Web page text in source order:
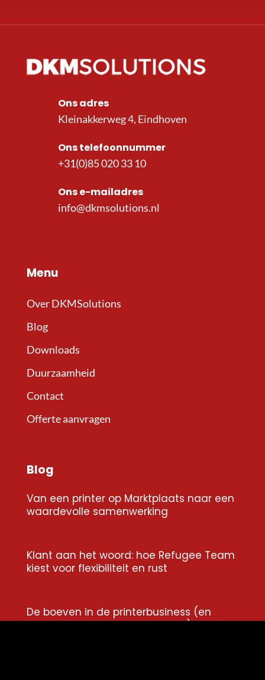
Ons adres
Kleinakkerweg 4, Eindhoven
Ons telefoonnummer
+31(0)85 020 33 10
Ons e-mailadres
info@dkmsolutions.nl
Menu
Over DKMSolutions
Blog
Downloads
Duurzaamheid
Contact
Offerte aanvragen
Blog
Van een printer op Marktplaats naar een
waardevolle samenwerking
Klant aan het woord: hoe Refugee Team
kiest voor flexibiliteit en rust
De boeven in de printerbusiness (en
waarom niemand erover praat)